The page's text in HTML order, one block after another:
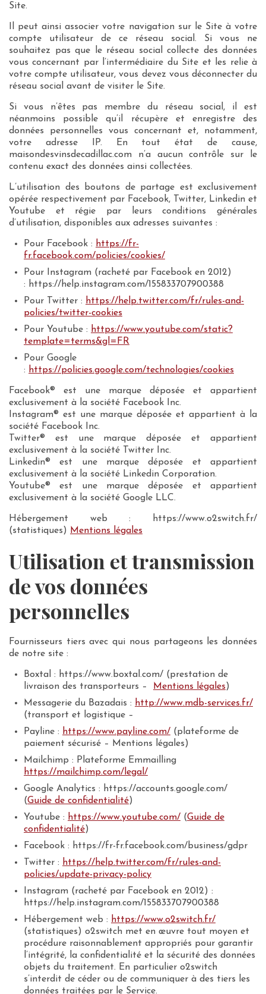
Site.
Il peut ainsi associer votre navigation sur le Site à votre
compte utilisateur de ce réseau social. Si vous ne
souhaitez pas que le réseau social collecte des données
vous concernant par l’intermédiaire du Site et les relie à
votre compte utilisateur, vous devez vous déconnecter du
réseau social avant de visiter le Site.
Si vous n’êtes pas membre du réseau social, il est
néanmoins possible qu’il récupère et enregistre des
données personnelles vous concernant et, notamment,
votre adresse IP. En tout état de cause,
maisondesvinsdecadillac.com n’a aucun contrôle sur le
contenu exact des données ainsi collectées.
L’utilisation des boutons de partage est exclusivement
opérée respectivement par Facebook, Twitter, Linkedin et
Youtube et régie par leurs conditions générales
d’utilisation, disponibles aux adresses suivantes :
Pour Facebook : https://fr-
fr.facebook.com/policies/cookies/
Pour Instagram (racheté par Facebook en 2012)
: https://help.instagram.com/155833707900388
Pour Twitter : https://help.twitter.com/fr/rules-and-
policies/twitter-cookies
Pour Youtube : https://www.youtube.com/static?
template=terms&gl=FR
Pour Google
: https://policies.google.com/technologies/cookies
Facebook® est une marque déposée et appartient
exclusivement à la société Facebook Inc.
Instagram® est une marque déposée et appartient à la
société Facebook Inc.
Twitter® est une marque déposée et appartient
exclusivement à la société Twitter Inc.
Linkedin® est une marque déposée et appartient
exclusivement à la société Linkedin Corporation.
Youtube® est une marque déposée et appartient
exclusivement à la société Google LLC.
Hébergement web : https://www.o2switch.fr/
(statistiques) Mentions légales
Utilisation et transmission
de vos données
personnelles
Fournisseurs tiers avec qui nous partageons les données
de notre site :
Boxtal : https://www.boxtal.com/ (prestation de
livraison des transporteurs –
Mentions légales)
Messagerie du Bazadais : http://www.mdb-services.fr/
(transport et logistique –
Payline : https://www.payline.com/ (plateforme de
paiement sécurisé – Mentions légales)
Mailchimp : Plateforme Emmailling
https://mailchimp.com/legal/
Google Analytics : https://accounts.google.com/
(Guide de confidentialité)
Youtube : https://www.youtube.com/ (Guide de
confidentialité)
Facebook : https://fr-fr.facebook.com/business/gdpr
Twitter : https://help.twitter.com/fr/rules-and-
policies/update-privacy-policy
Instagram (racheté par Facebook en 2012) :
https://help.instagram.com/155833707900388
Hébergement web : https://www.o2switch.fr/
(statistiques) o2switch met en œuvre tout moyen et
procédure raisonnablement appropriés pour garantir
l’intégrité, la confidentialité et la sécurité des données
objets du traitement. En particulier o2switch
s’interdit de céder ou de communiquer à des tiers les
données traitées par le Service.